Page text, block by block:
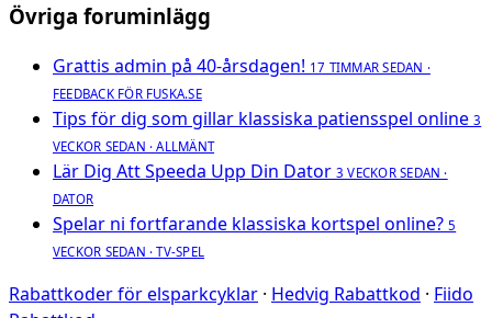
Övriga foruminlägg
Grattis admin på 40-årsdagen! 17 TIMMAR SEDAN ·
FEEDBACK FÖR FUSKA.SE
Tips för dig som gillar klassiska patiensspel online 3
VECKOR SEDAN · ALLMÄNT
Lär Dig Att Speeda Upp Din Dator 3 VECKOR SEDAN ·
DATOR
Spelar ni fortfarande klassiska kortspel online? 5
VECKOR SEDAN · TV-SPEL
Rabattkoder för elsparkcyklar · Hedvig Rabattkod · Fiido